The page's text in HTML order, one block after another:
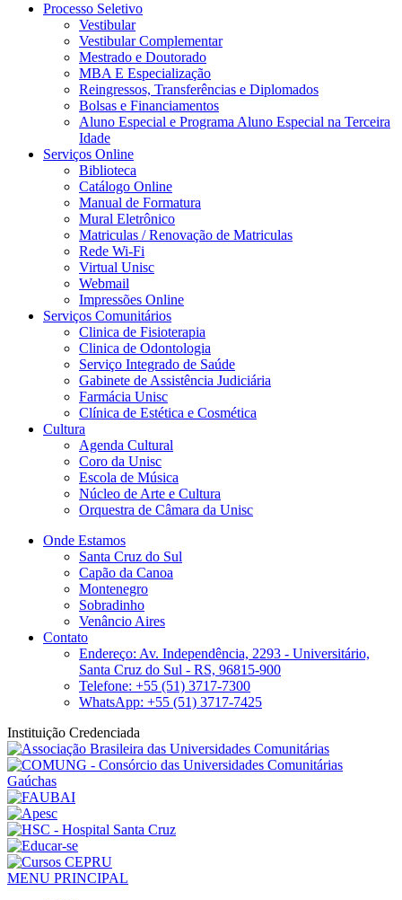
Processo Seletivo
Vestibular
Vestibular Complementar
Mestrado e Doutorado
MBA E Especialização
Reingressos, Transferências e Diplomados
Bolsas e Financiamentos
Aluno Especial e Programa Aluno Especial na Terceira
Idade
Serviços Online
Biblioteca
Catálogo Online
Manual de Formatura
Mural Eletrônico
Matriculas / Renovação de Matriculas
Rede Wi-Fi
Virtual Unisc
Webmail
Impressões Online
Serviços Comunitários
Clinica de Fisioterapia
Clinica de Odontologia
Serviço Integrado de Saúde
Gabinete de Assistência Judiciária
Farmácia Unisc
Clínica de Estética e Cosmética
Cultura
Agenda Cultural
Coro da Unisc
Escola de Música
Núcleo de Arte e Cultura
Orquestra de Câmara da Unisc
Onde Estamos
Santa Cruz do Sul
Capão da Canoa
Montenegro
Sobradinho
Venâncio Aires
Contato
Endereço: Av. Independência, 2293 - Universitário,
Santa Cruz do Sul - RS, 96815-900
Telefone: +55 (51) 3717-7300
WhatsApp: +55 (51) 3717-7425
Instituição Credenciada
MENU PRINCIPAL